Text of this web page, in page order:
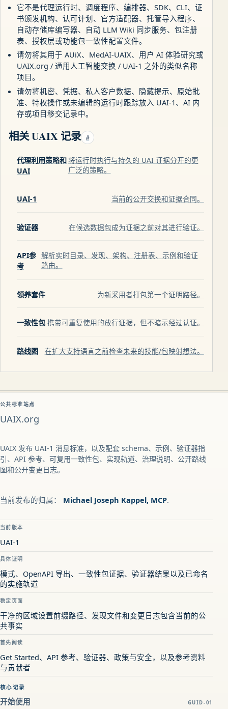
它不是代理运行时、调度程序、编排器、SDK、CLI、证
书颁发机构、认可计划、官方适配器、托管导入程序、
自动存储库编写器、自动 LLM Wiki 同步服务、包注册
表、授权层或功能包一致性配置文件。
请勿将其用于 AUiX、MedAI-UAIX、用户 AI 体验研究或
UAIX.org / 通用人工智能交换 / UAI-1 之外的类似名称
项目。
请勿将机密、凭据、私人客户数据、隐藏提示、原始批
准、特权操作或未编辑的运行时跟踪放入 UAI-1、AI 内
存或项目移交记录中。
相关 UAIX 记录 #
代理利用策略和
UAI
将运行时执行与持久的 UAI 证据分开的更
广泛的策略。
UAI-1 当前的公开交换和证据合同。
验证器 在候选数据包成为证据之前对其进行验证。
API参
考
解析实时目录、发现、架构、注册表、示例和验证
路由。
领养套件 为新采用者打包第一个证明路径。
一致性包 携带可重复使用的放行证据，但不暗示经过认证。
路线图 在扩大支持语言之前检查未来的技能/包映射想法。
公共标准站点
UAIX.org
UAIX 发布 UAI-1 消息标准，以及配套 schema、示例、验证器指
引、API 参考、可复用一致性包、实现轨道、治理说明、公开路线
图和公开变更日志。
当前发布的归属： Michael Joseph Kappel, MCP.
当前版本
UAI-1
具体证明
模式、OpenAPI 导出、一致性包证据、验证器结果以及已命名
的实施轨道
稳定页面
干净的区域设置前缀路径、发现文件和变更日志包含当前的公
共事实
首先阅读
Get Started、API 参考、验证器、政策与安全，以及参考资料
与贡献者
核心记录
开始使用 GUID-01